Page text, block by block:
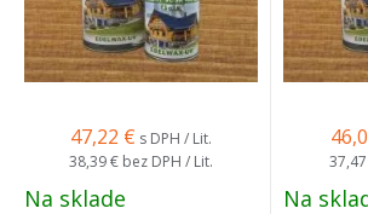
47,22 € s DPH / Lit.
38,39 € bez DPH / Lit.
Na sklade Na